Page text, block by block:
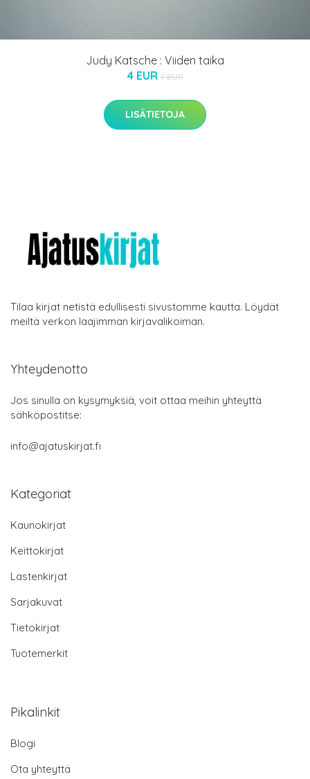
Judy Katsche : Viiden taika
4 EUR 7 EUR
LISÄTIETOJA
Tilaa kirjat netistä edullisesti sivustomme kautta. Löydät
meiltä verkon laajimman kirjavalikoiman.
Yhteydenotto
Jos sinulla on kysymyksiä, voit ottaa meihin yhteyttä
sähköpostitse:
info@ajatuskirjat.fi
Kategoriat
Kaunokirjat
Keittokirjat
Lastenkirjat
Sarjakuvat
Tietokirjat
Tuotemerkit
Pikalinkit
Blogi
Ota yhteyttä